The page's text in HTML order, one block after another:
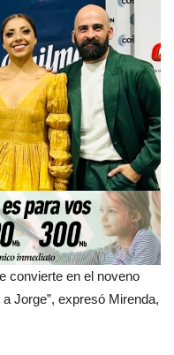
convierte en el noveno
Jorge”, expresó Mirenda,